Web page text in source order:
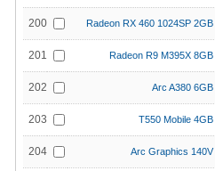
200 Radeon RX 460 1024SP 2GB
201 Radeon R9 M395X 8GB
202 Arc A380 6GB
203 T550 Mobile 4GB
204 Arc Graphics 140V